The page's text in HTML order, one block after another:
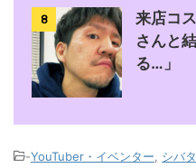
8
来店コ
さんと
る…」
-YouTuber・イベンター
シバ